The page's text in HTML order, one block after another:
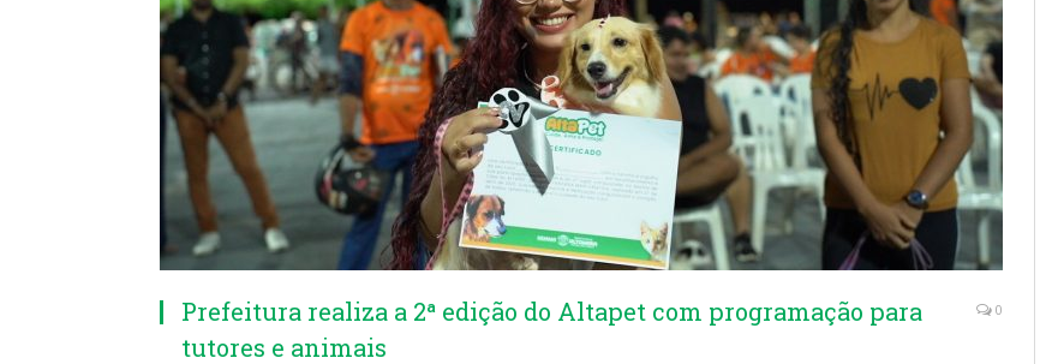
Prefeitura realiza a 2ª edição do Altapet com programação para
tutores e animais
0